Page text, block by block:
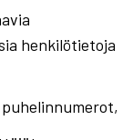
henkilötietoja